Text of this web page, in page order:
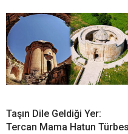
Taşın Dile Geldiği Yer:
Tercan Mama Hatun